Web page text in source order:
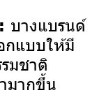
บางแบรนด์
กแบบให้มี
มชาติ
มากขึ้น